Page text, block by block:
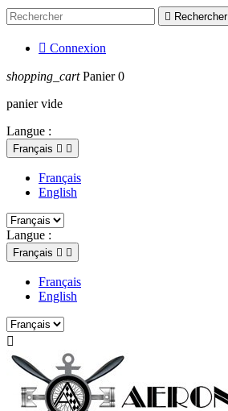
 Rechercher
 Connexion
shopping_cart Panier 0
panier vide
Langue :
Français  
Français
English
Langue :
Français  
Français
English
